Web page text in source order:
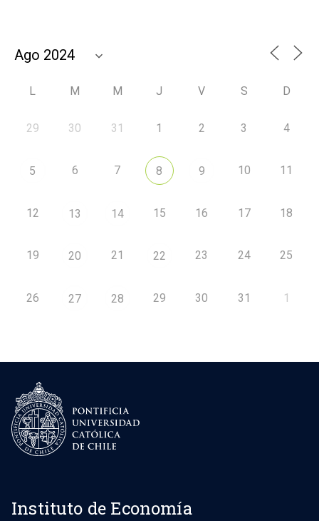
L M M J V S D
29 30 31 1 2 3 4
5 6 7 8 9 10 11
12 13 14 15 16 17 18
19 20 21 22 23 24 25
26 27 28 29 30 31 1
Instituto de Economía